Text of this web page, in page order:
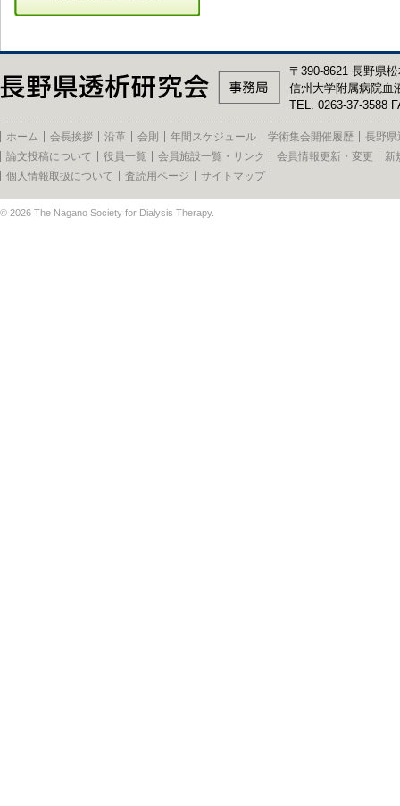
〒390-8621 長野県
信州大学附属病院血
TEL. 0263-37-3588
ホーム 会長挨拶 沿革 会則 年間スケジュール 学術集会開催履歴
長野県
論文投稿について
役員一覧 会員施設一覧・リンク 会員情報更新・変更
新
個人情報取扱について
査読用ページ サイトマップ
© 2026 The Nagano Society for Dialysis Therapy.